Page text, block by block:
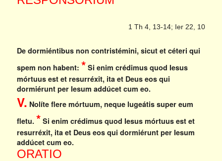
1 Th 4, 13-14; Ier 22, 10
De dormiéntibus non contristémini, sicut et céteri qui
spem non habent: * Si enim crédimus quod Iesus
mórtuus est et resurréxit, ita et Deus eos qui
dormiérunt per Iesum addúcet cum eo.
V. Nolíte flere mórtuum, neque lugeátis super eum
fletu. * Si enim crédimus quod Iesus mórtuus est et
resurréxit, ita et Deus eos qui dormiérunt per Iesum
addúcet cum eo.
ORATIO